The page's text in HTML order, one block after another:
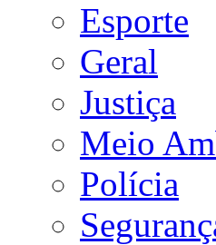
Esporte
Geral
Justiça
Meio
Polícia